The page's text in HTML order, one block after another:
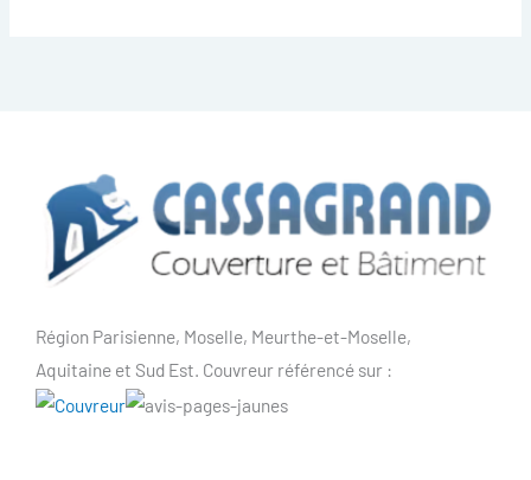
Région Parisienne, Moselle, Meurthe-et-Moselle,
Aquitaine et Sud Est. Couvreur référencé sur :